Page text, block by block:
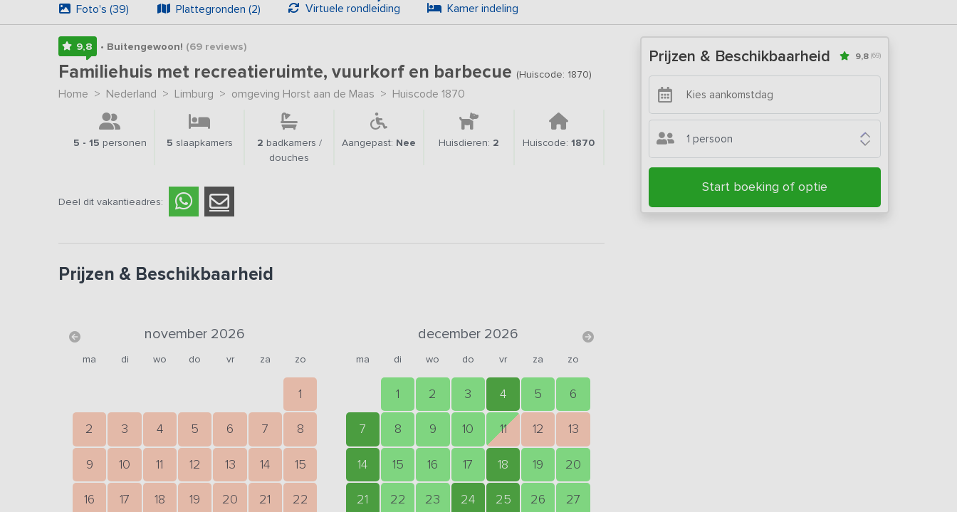
Foto's (39) Plattegronden (2) Virtuele rondleiding Kamer indeling
9,8 • Buitengewoon! (69reviews)
Familiehuis met recreatieruimte, vuurkorf en barbecue (Huiscode: 1870)
Home > Nederland > Limburg > omgeving Horst aan de Maas > Huiscode 1870
5 - 15 personen 5 slaapkamers 2 badkamers /
douches
Aangepast: Nee Huisdieren: 2 Huiscode:1870
Deel dit vakantieadres:
Prijzen & Beschikbaarheid
november 2026
ma di wo do vr za zo
1
2 3 4 5 6 7 8
9 10 11 12 13 14 15
16 17 18 19 20 21 22
december 2026
ma di wo do vr za zo
1 2 3 4 5 6
7 8 9 10 11 12 13
14 15 16 17 18 19 20
21 22 23 24 25 26 27
Prijzen & Beschikbaarheid 9,8 (69)
1 persoon
Start boeking of optie